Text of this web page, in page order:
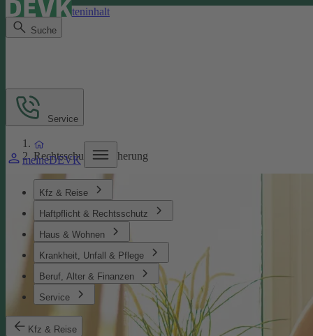
Direkt zum Seiteninhalt
Suche
meineDEVK
Kfz & Reise
Haftpflicht & Rechtsschutz
Haus & Wohnen
Krankheit, Unfall & Pflege
Beruf, Alter & Finanzen
Service
Kfz & Reise
Service
Rechtsschutzversicherung